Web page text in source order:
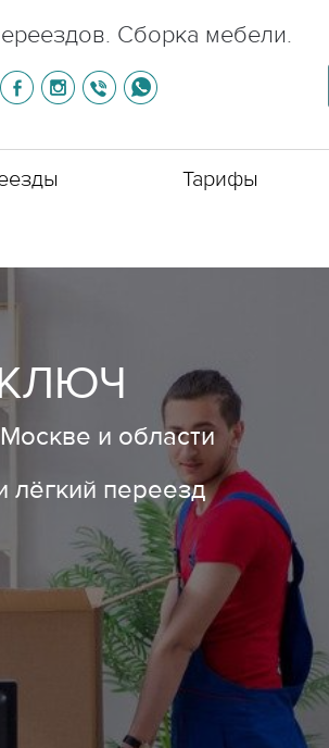
Сборка мебели.
Тарифы
и области
переезд